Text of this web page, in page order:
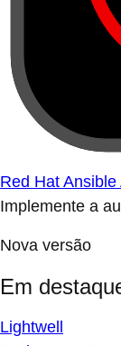
Red Hat
Implemente a
Nova versão
Em
Lightwell